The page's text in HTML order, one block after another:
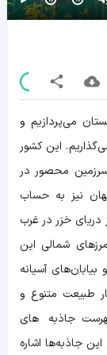
می‌پردازیم و
این کشور
سرزمین محصور در
نیز به حساب
دریای خزر در غرب
شمالی این
آسیانه
طبیعت متنوع و
جاذبه های
جاذبه‌ها اشاره